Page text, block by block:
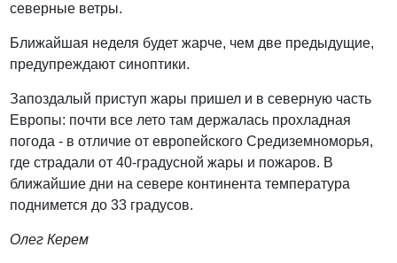
северные ветры.
Ближайшая неделя будет жарче, чем две предыдущие,
предупреждают синоптики.
Запоздалый приступ жары пришел и в северную часть
Европы: почти все лето там держалась прохладная
погода - в отличие от европейского Средиземноморья,
где страдали от 40-градусной жары и пожаров. В
ближайшие дни на севере континента температура
поднимется до 33 градусов.
Олег Керем